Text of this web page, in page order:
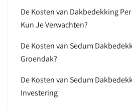
De Kosten van Dakbedekking
Kun Je Verwachten?
De Kosten van Sedum
Groendak?
De Kosten van Sedum
Investering